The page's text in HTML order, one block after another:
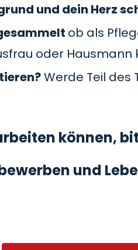
und dein Herz
ob als
oder
Werde Teil des
können,
und